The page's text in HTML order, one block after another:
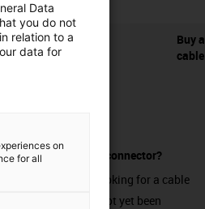
Buy a
cable
without a connector?
Are you looking for a cable
that has not yet been
Data
you do not
relation to a
data for
on
for all